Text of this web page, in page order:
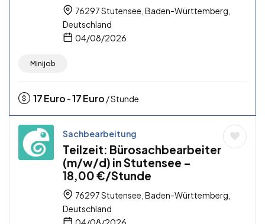
76297 Stutensee, Baden-Württemberg,
Deutschland
04/08/2026
Minijob
17Euro -17Euro / Stunde
Sachbearbeitung
Teilzeit: Bürosachbearbeiter
(m/w/d) in Stutensee –
18,00 €/Stunde
76297 Stutensee, Baden-Württemberg,
Deutschland